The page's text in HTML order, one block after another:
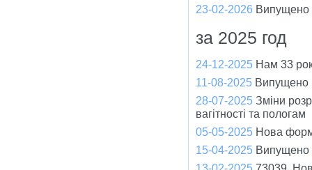
23-02-2026 Випущено
за 2025 год
24-12-2025 Нам 33
11-08-2025 Випущено
28-07-2025 Зміни
вагітності та пологам
05-05-2025 Нова
15-04-2025 Випущено